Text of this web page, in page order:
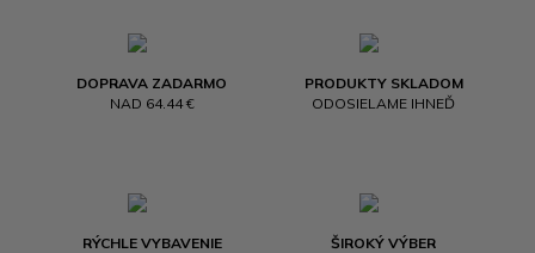
DOPRAVA ZADARMO
NAD 64.44 €
PRODUKTY SKLADOM
ODOSIELAME IHNEĎ
RÝCHLE VYBAVENIE
ŠIROKÝ VÝBER